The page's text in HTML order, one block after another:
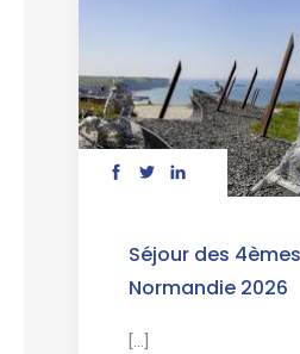
Séjour des
Normandie 2026
[...]